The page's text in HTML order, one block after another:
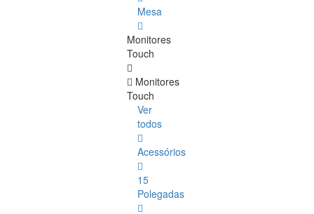
Mesa
Monitores
Touch
Monitores
Touch
Ver
todos
Acessórios
15
Polegadas